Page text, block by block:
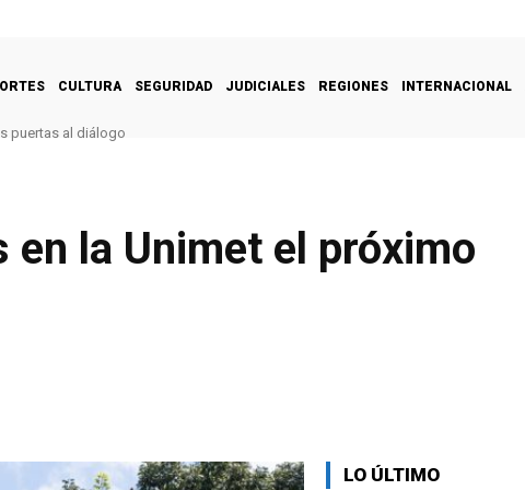
CULTURA SEGURIDAD JUDICIALES REGIONES INTERNACIONAL
puertas al diálogo
en la Unimet el próximo
LO ÚLTIMO